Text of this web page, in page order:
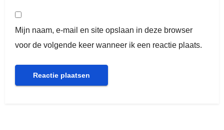
Mijn naam, e-mail en site opslaan in deze browser
voor de volgende keer wanneer ik een reactie plaats.